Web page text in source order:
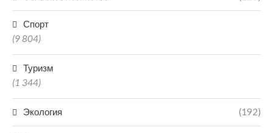
Спорт
(9 804)
Туризм
(1 344)
Экология (192)